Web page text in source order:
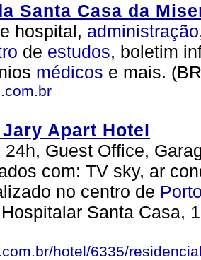
Santa Casa da
hospital, administração
de estudos, boletim
médicos e mais.
Apart Hotel
Guest Office,
com: TV sky, ar
no centro de
Santa Casa,
hotel/6335/